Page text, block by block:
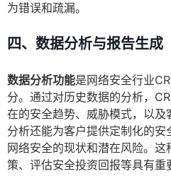
为错误和疏漏。
四、数据分析与报告生成
数据分析功能是网络安全行业
分。通过对历史数据的分析，
在的安全趋势、威胁模式，以
分析还能为客户提供定制化的
网络安全的现状和潜在风险。
策、评估安全投资回报等具有重